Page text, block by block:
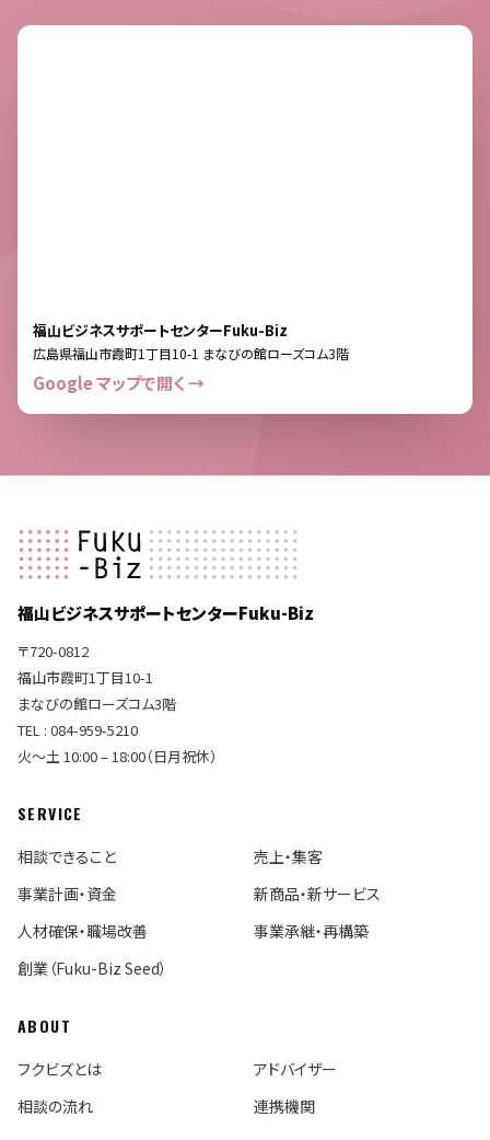
福山ビジネスサポートセンターFuku-Biz
広島県福山市霞町1丁目10-1 まなびの館ローズコム3階
Google マップで開く →
福山ビジネスサポートセンターFuku-Biz
〒720-0812
福山市霞町1丁目10-1
まなびの館ローズコム3階
TEL : 084-959-5210
火〜土 10:00 – 18:00（日月祝休）
SERVICE
相談できること
売上・集客
事業計画・資金
新商品・新サービス
人材確保・職場改善
事業承継・再構築
創業（Fuku-Biz Seed）
ABOUT
フクビズとは
アドバイザー
相談の流れ
連携機関